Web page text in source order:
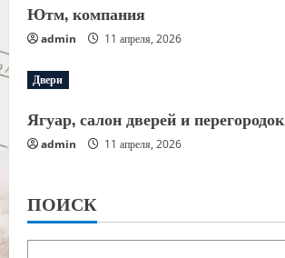
Ютм, компания
admin 11 апреля, 2026
Двери
Ягуар, салон дверей и перегородок
admin 11 апреля, 2026
ПОИСК